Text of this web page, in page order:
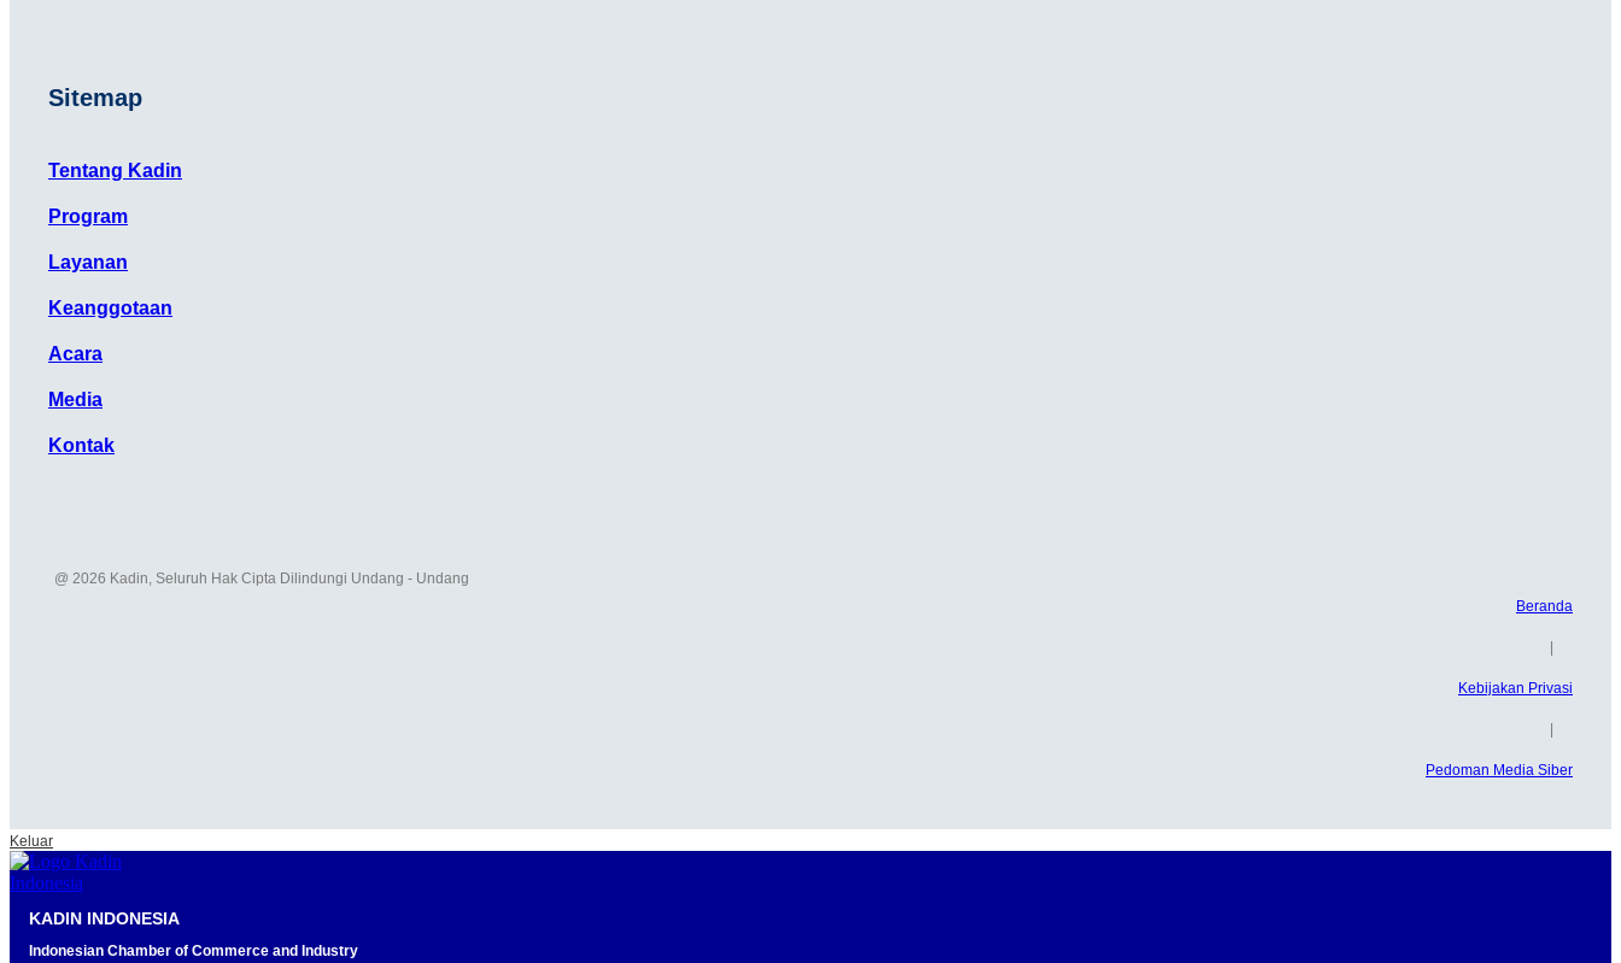
Sitemap
Tentang Kadin
Program
Layanan
Keanggotaan
Acara
Media
Kontak
@ 2026 Kadin, Seluruh Hak Cipta Dilindungi Undang - Undang
Beranda
Kebijakan Privasi
Pedoman Media Siber
Keluar
KADIN INDONESIA
Indonesian Chamber of Commerce and Industry